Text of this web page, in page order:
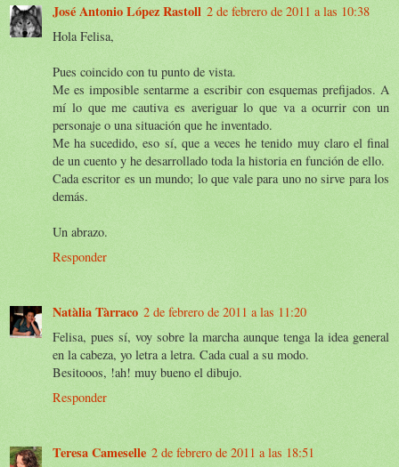
José Antonio López Rastoll 2 de febrero de 2011 a las 10:38
Hola Felisa,
Pues coincido con tu punto de vista.
Me es imposible sentarme a escribir con esquemas prefijados. A
mí lo que me cautiva es averiguar lo que va a ocurrir con un
personaje o una situación que he inventado.
Me ha sucedido, eso sí, que a veces he tenido muy claro el final
de un cuento y he desarrollado toda la historia en función de ello.
Cada escritor es un mundo; lo que vale para uno no sirve para los
demás.
Un abrazo.
Responder
Natàlia Tàrraco 2 de febrero de 2011 a las 11:20
Felisa, pues sí, voy sobre la marcha aunque tenga la idea general
en la cabeza, yo letra a letra. Cada cual a su modo.
Besitooos, !ah! muy bueno el dibujo.
Responder
Teresa Cameselle 2 de febrero de 2011 a las 18:51